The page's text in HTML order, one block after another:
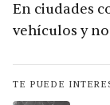
En ciudades
vehículos y
TE PUEDE